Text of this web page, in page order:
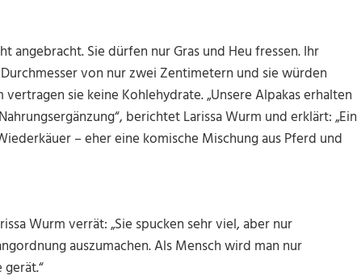
angebracht. Sie dürfen nur Gras und Heu fressen. Ihr
von nur zwei Zentimetern und sie würden
sie keine Kohlehydrate. „Unsere Alpakas erhalten
berichtet Larissa Wurm und erklärt: „Ein
– eher eine komische Mischung aus Pferd und
Wurm verrät: „Sie spucken sehr viel, aber nur
auszumachen. Als Mensch wird man nur